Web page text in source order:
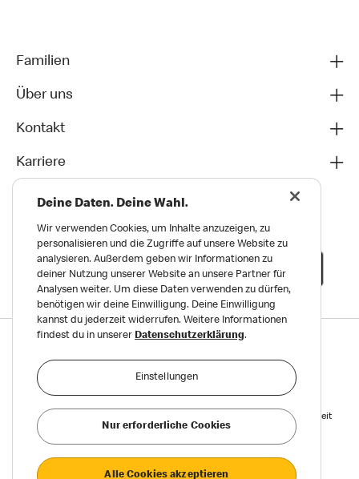
Familien
Über uns
Kontakt
Karriere
Datenschutz
Reports on Human and Environmental Rights Erklärung zur Barrierefreiheit
Privatsphäre Einstellungen
Deine Daten. Deine Wahl.
Wir verwenden Cookies, um Inhalte anzuzeigen, zu
personalisieren und die Zugriffe auf unsere Website zu
analysieren. Außerdem geben wir Informationen zu
deiner Nutzung unserer Website an unsere Partner für
Analysen weiter. Um diese Daten verwenden zu dürfen,
benötigen wir deine Einwilligung. Deine Einwilligung
kannst du jederzeit widerrufen. Weitere Informationen
findest du in unserer Datenschutzerklärung.
Einstellungen
Nur erforderliche Cookies
Alle Cookies akzeptieren